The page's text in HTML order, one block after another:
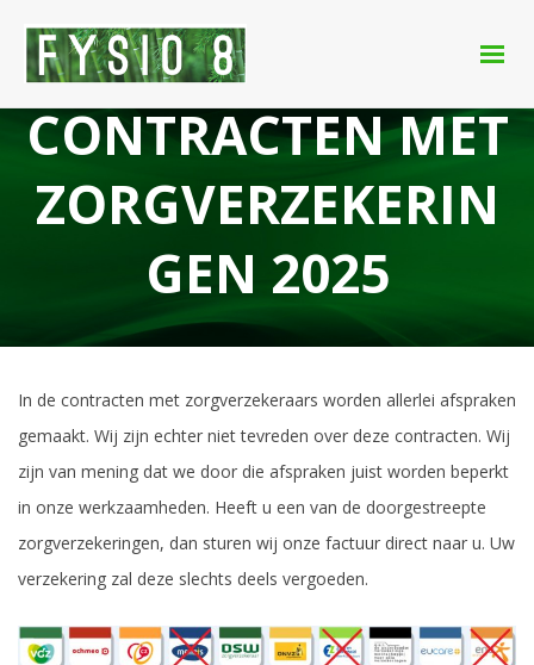
CONTRACTEN MET
ZORGVERZEKERIN
GEN 2025
In de contracten met zorgverzekeraars worden allerlei afspraken
gemaakt. Wij zijn echter niet tevreden over deze contracten. Wij
zijn van mening dat we door die afspraken juist worden beperkt
in onze werkzaamheden. Heeft u een van de doorgestreepte
zorgverzekeringen, dan sturen wij onze factuur direct naar u. Uw
verzekering zal deze slechts deels vergoeden.